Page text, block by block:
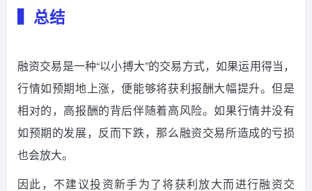
▍总结
融资交易是一种“以小搏大”的交易方式，如果运用得当，
行情如预期地上涨，便能够将获利报酬大幅提升。但是
相对的，高报酬的背后伴随着高风险。如果行情并没有
如预期的发展，反而下跌，那么融资交易所造成的亏损
也会放大。
因此，不建议投资新手为了将获利放大而进行融资交